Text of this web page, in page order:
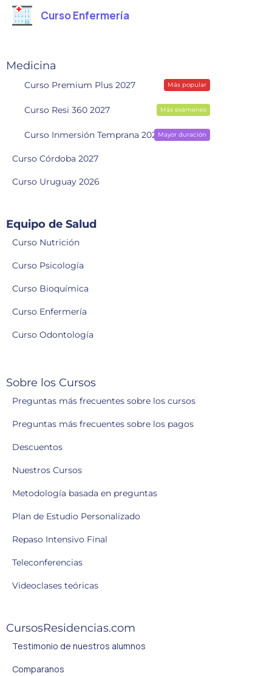
Curso Enfermería
Medicina
Curso Premium Plus 2027 Más popular
Curso Resi 360 2027 Más exámenes
Curso Inmersión Temprana 2028Mayor duración
Curso Córdoba 2027
Curso Uruguay 2026
Equipo de Salud
Curso Nutrición
Curso Psicología
Curso Bioquímica
Curso Enfermería
Curso Odontología
Sobre los Cursos
Preguntas más frecuentes sobre los cursos
Preguntas más frecuentes sobre los pagos
Descuentos
Nuestros Cursos
Metodología basada en preguntas
Plan de Estudio Personalizado
Repaso Intensivo Final
Teleconferencias
Videoclases teóricas
CursosResidencias.com
Testimonio de nuestros alumnos
Comparanos